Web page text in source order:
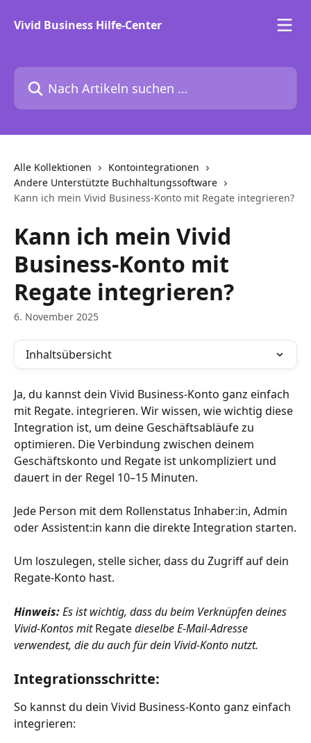
Vivid Business Hilfe-Center
Nach Artikeln suchen …
Alle Kollektionen
Kontointegrationen
Andere Unterstützte Buchhaltungssoftware
Kann ich mein Vivid Business-Konto mit Regate integrieren?
Kann ich mein Vivid
Business-Konto mit
Regate integrieren?
6. November 2025
Inhaltsübersicht
Ja, du kannst dein Vivid Business-Konto ganz einfach
mit Regate. integrieren. Wir wissen, wie wichtig diese
Integration ist, um deine Geschäftsabläufe zu
optimieren. Die Verbindung zwischen deinem
Geschäftskonto und Regate ist unkompliziert und
dauert in der Regel 10–15 Minuten.
Jede Person mit dem Rollenstatus Inhaber:in, Admin
oder Assistent:in kann die direkte Integration starten.
Um loszulegen, stelle sicher, dass du Zugriff auf dein
Regate-Konto hast.
Hinweis: Es ist wichtig, dass du beim Verknüpfen deines
Vivid-Kontos mit Regate dieselbe E-Mail-Adresse
verwendest, die du auch für dein Vivid-Konto nutzt.
Integrationsschritte:
So kannst du dein Vivid Business-Konto ganz einfach
integrieren: